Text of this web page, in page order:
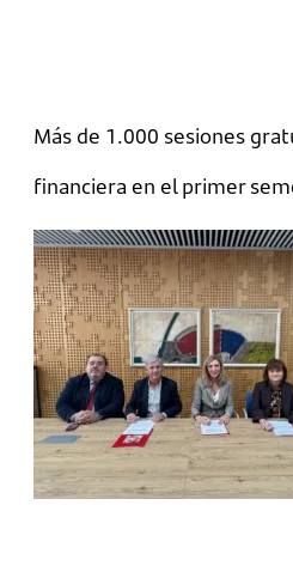
Más de 1.000 sesiones
financiera en el primer